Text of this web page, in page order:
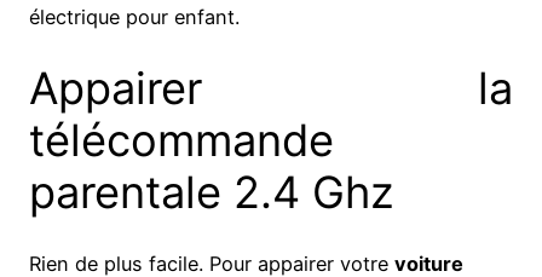
électrique pour enfant.
Appairer la
télécommande
parentale 2.4 Ghz
Rien de plus facile. Pour appairer votre voiture